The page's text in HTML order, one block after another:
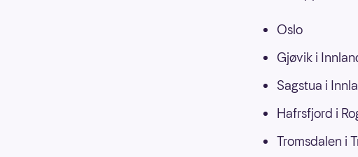
Oslo
Gjøvik i
Sagstua i
Hafrsfjord i
Tromsdalen i